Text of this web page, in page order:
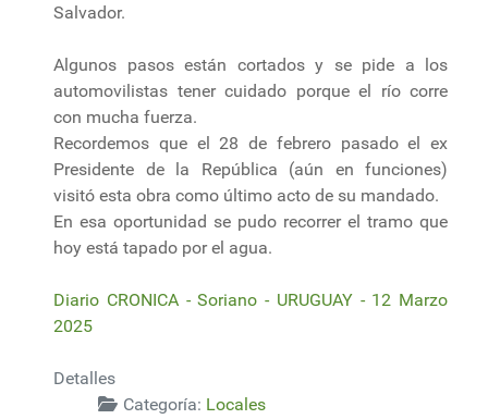
Salvador.
Algunos pasos están cortados y se pide a los
automovilistas tener cuidado porque el río corre
con mucha fuerza.
Recordemos que el 28 de febrero pasado el ex
Presidente de la República (aún en funciones)
visitó esta obra como último acto de su mandado.
En esa oportunidad se pudo recorrer el tramo que
hoy está tapado por el agua.
Diario CRONICA - Soriano - URUGUAY - 12 Marzo
2025
Detalles
Categoría: Locales